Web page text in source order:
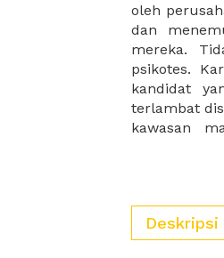
oleh
dan
mereka.
psikotes.
kandidat
terlambat
kawasan
karyawan
untuk setiap
kami dapat
fasilitas dan
Deskripsi